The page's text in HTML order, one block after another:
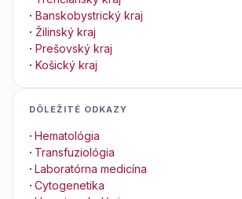
· Banskobystrický kraj
· Žilinský kraj
· Prešovský kraj
· Košický kraj
DÔLEŽITÉ ODKAZY
· Hematológia
· Transfuziológia
· Laboratórna medicína
· Cytogenetika